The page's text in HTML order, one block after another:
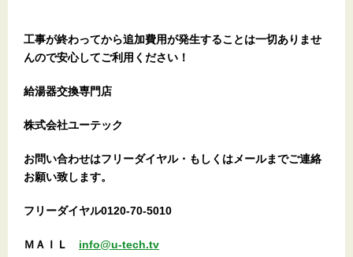
工事が終わってから追加費用が発生することは一切ありませ
んので安心してご利用ください！
給湯器交換専門店
株式会社ユーテック
お問い合わせはフリーダイヤル・もしくはメールまでご連絡
お願い致します。
フリーダイヤル0120-70-5010
ＭＡＩＬ info@u-tech.tv